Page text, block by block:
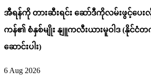
အီရန်ကို တားဆီးရင်း ဆော်ဒီကိုလမ်းဖွင့်ပ
ကန်၏ စံနှစ်မျိုး နျူကလီးယားမူဝါဒ (နိုင်ငံတ
ဆောင်းပါး)
6 Aug 2026